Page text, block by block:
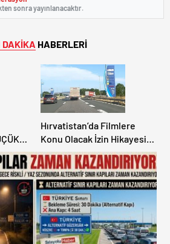
sonra yayınlanacaktır.
DAKİKA HABERLERİ
Hırvatistan’da Filmlere
Konu Olacak İzin Hikayesi:
Benzinlikte Eşini Unuttu!